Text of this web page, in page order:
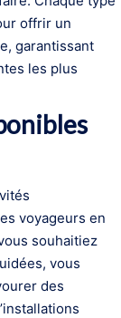
offrir un
garantissant
les plus
voyageurs en
souhaitiez
vous
des